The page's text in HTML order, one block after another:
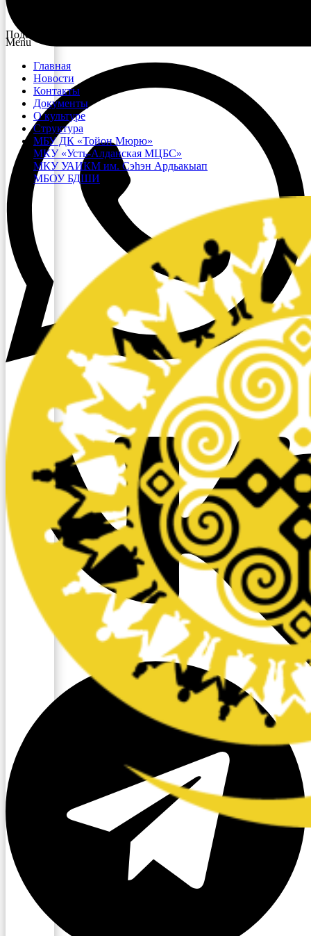
Menu
Главная
Новости
Контакты
Документы
О культуре
Структура
МБУ ДК «Тойон Мюрю»
МКУ «Усть-Алданская МЦБС»
МКУ УАИКМ им. Сэһэн Ардьакыап
МБОУ БДШИ
Поделиться в социальных сетях: